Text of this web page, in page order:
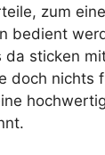
zum
bedient
da sticken
doch nichts